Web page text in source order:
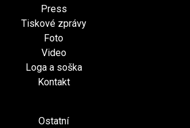
Press
Tiskové zprávy
Foto
Video
Loga a soška
Kontakt
Ostatní